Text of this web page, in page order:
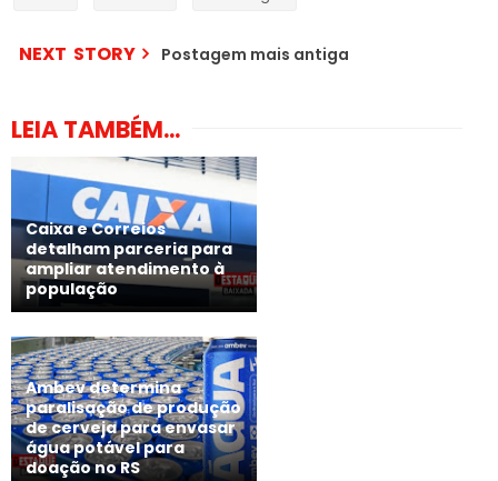
NEXT STORY Postagem mais antiga
LEIA TAMBÉM...
Caixa e Correios
detalham parceria para
ampliar atendimento à
população
Ambev determina
paralisação de produção
de cerveja para envasar
água potável para
doação no RS